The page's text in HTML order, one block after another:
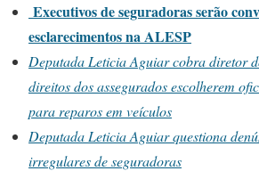
Executivos de seguradoras serão
esclarecimentos na ALESP
Deputada Leticia Aguiar cobra diretor
direitos dos assegurados escolherem
para reparos em veículos
Deputada Leticia Aguiar questiona
irregulares de seguradoras